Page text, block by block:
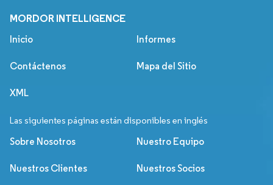
MORDOR INTELLIGENCE
Inicio Informes
Contáctenos Mapa del Sitio
XML
Las siguientes páginas están disponibles en inglés
Sobre Nosotros Nuestro Equipo
Nuestros Clientes Nuestros Socios